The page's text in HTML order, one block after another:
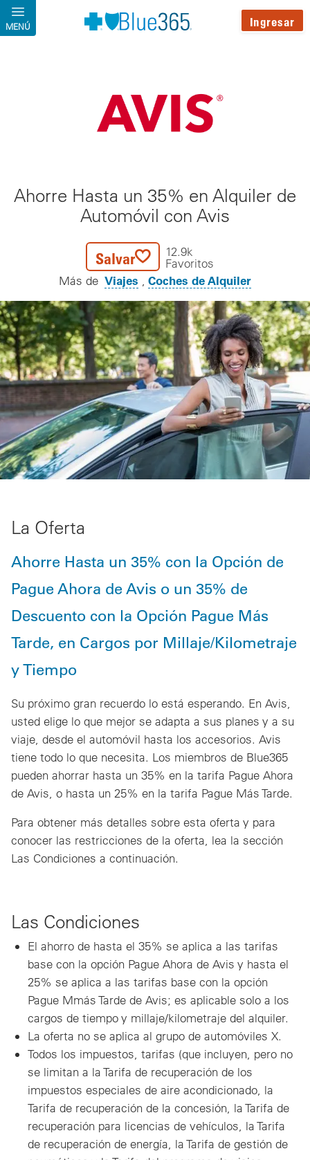
Pasar al contenido principal
MENÚ Ingresar
Ahorre Hasta un 35% en Alquiler de
Automóvil con Avis
Salvar
12.9k
Favoritos
Más de Viajes Coches de Alquiler
La Oferta
Ahorre Hasta un 35% con la Opción de
Pague Ahora de Avis o un 35% de
Descuento con la Opción Pague Más
Tarde, en Cargos por Millaje/Kilometraje
y Tiempo
Su próximo gran recuerdo lo está esperando. En Avis,
usted elige lo que mejor se adapta a sus planes y a su
viaje, desde el automóvil hasta los accesorios. Avis
tiene todo lo que necesita. Los miembros de Blue365
pueden ahorrar hasta un 35% en la tarifa Pague Ahora
de Avis, o hasta un 25% en la tarifa Pague Más Tarde.
Para obtener más detalles sobre esta oferta y para
conocer las restricciones de la oferta, lea la sección
Las Condiciones a continuación.
Las Condiciones
El ahorro de hasta el 35% se aplica a las tarifas
base con la opción Pague Ahora de Avis y hasta el
25% se aplica a las tarifas base con la opción
Pague Mmás Tarde de Avis; es aplicable solo a los
cargos de tiempo y millaje/kilometraje del alquiler.
La oferta no se aplica al grupo de automóviles X.
Todos los impuestos, tarifas (que incluyen, pero no
se limitan a la Tarifa de recuperación de los
impuestos especiales de aire acondicionado, la
Tarifa de recuperación de la concesión, la Tarifa de
recuperación para licencias de vehículos, la Tarifa
de recuperación de energía, la Tarifa de gestión de